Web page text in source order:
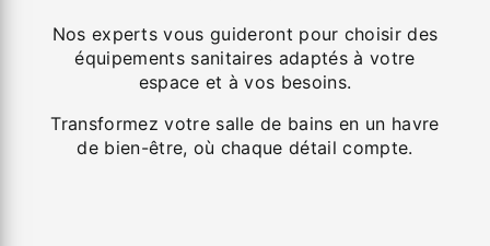
Nos experts vous guideront pour choisir des
équipements sanitaires adaptés à votre
espace et à vos besoins.
Transformez votre salle de bains en un havre
de bien-être, où chaque détail compte.